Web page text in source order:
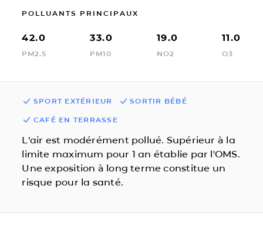
POLLUANTS PRINCIPAUX
42.0
PM2.5
33.0
PM10
19.0
NO2
11.0
O3
SPORT EXTÉRIEUR SORTIR BÉBÉ
CAFÉ EN TERRASSE
L'air est modérément pollué. Supérieur à la
limite maximum pour 1 an établie par l'OMS.
Une exposition à long terme constitue un
risque pour la santé.